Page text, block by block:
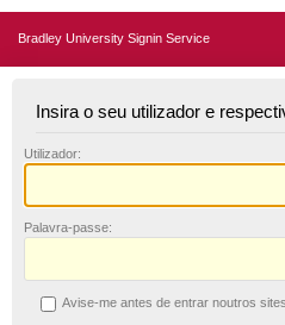
Bradley University Signin Service
Insira o seu utilizador e
Utilizador:
Palavra-passe:
Avise-me antes de entrar noutros sites.